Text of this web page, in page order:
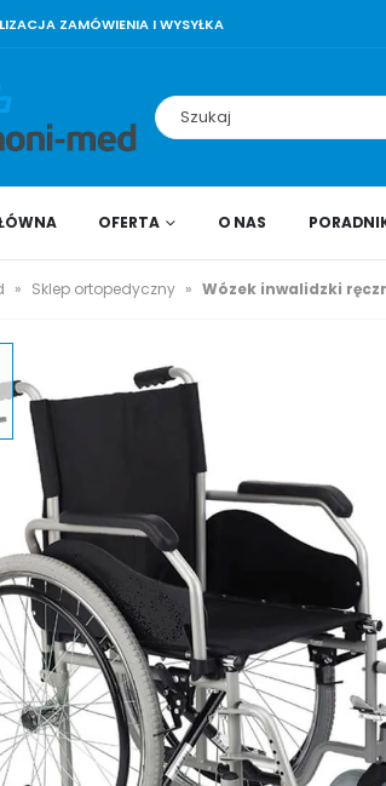
ZAMÓWIENIA I WYSYŁKA
OFERTA O NAS
» Sklep ortopedyczny » Wózek inwalidzki